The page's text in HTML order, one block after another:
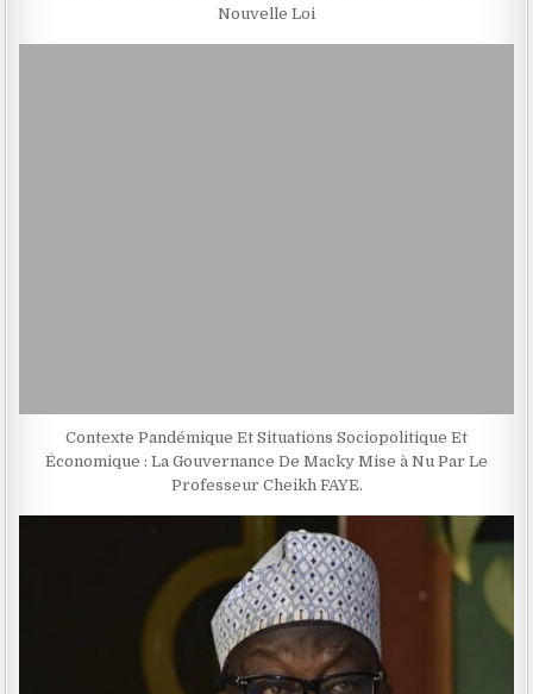
Nouvelle Loi
Contexte Pandémique Et Situations Sociopolitique Et
Économique : La Gouvernance De Macky Mise à Nu Par Le
Professeur Cheikh FAYE.